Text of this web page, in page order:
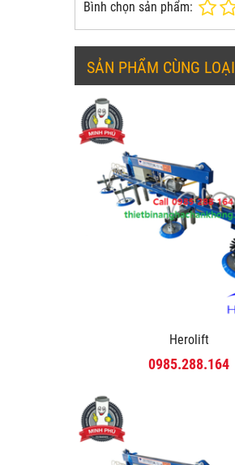
Bình chọn sản phẩm:
SẢN PHẨM CÙNG LOẠI
Herolift
0985.288.164